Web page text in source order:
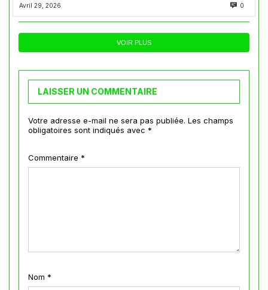
Avril 29, 2026 0
VOIR PLUS
LAISSER UN COMMENTAIRE
Votre adresse e-mail ne sera pas publiée. Les champs
obligatoires sont indiqués avec *
Commentaire *
Nom *